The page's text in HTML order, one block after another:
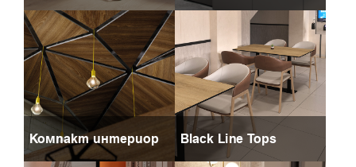
Компакт интериор Black Line Tops